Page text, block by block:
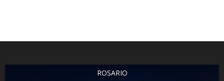
ROSARIO